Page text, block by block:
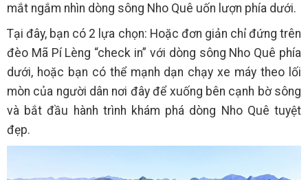
mắt ngắm nhìn dòng sông Nho Quê uốn lượn phía dưới.
Tại đây, bạn có 2 lựa chọn: Hoặc đơn giản chỉ đứng trên
đèo Mã Pí Lèng “check in” với dòng sông Nho Quê phía
dưới, hoặc bạn có thể mạnh dạn chạy xe máy theo lối
mòn của người dân nơi đây để xuống bên cạnh bờ sông
và bắt đầu hành trình khám phá dòng Nho Quê tuyệt
đẹp.